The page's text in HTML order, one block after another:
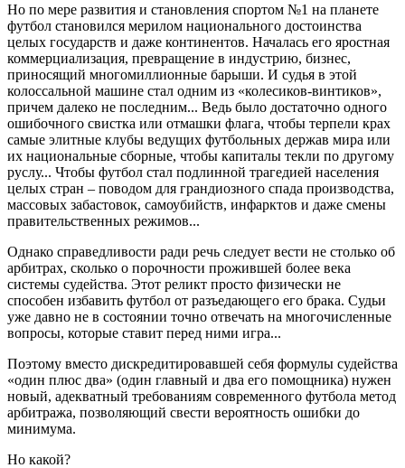
Но по мере развития и становления спортом №1 на планете
футбол становился мерилом национального достоинства
целых государств и даже континентов. Началась его яростная
коммерциализация, превращение в индустрию, бизнес,
приносящий многомиллионные барыши. И судья в этой
колоссальной машине стал одним из «колесиков-винтиков»,
причем далеко не последним... Ведь было достаточно одного
ошибочного свистка или отмашки флага, чтобы терпели крах
самые элитные клубы ведущих футбольных держав мира или
их национальные сборные, чтобы капиталы текли по другому
руслу... Чтобы футбол стал подлинной трагедией населения
целых стран – поводом для грандиозного спада производства,
массовых забастовок, самоубийств, инфарктов и даже смены
правительственных режимов...
Однако справедливости ради речь следует вести не столько об
арбитрах, сколько о порочности прожившей более века
системы судейства. Этот реликт просто физически не
способен избавить футбол от разъедающего его брака. Судьи
уже давно не в состоянии точно отвечать на многочисленные
вопросы, которые ставит перед ними игра...
Поэтому вместо дискредитировавшей себя формулы судейства
«один плюс два» (один главный и два его помощника) нужен
новый, адекватный требованиям современного футбола метод
арбитража, позволяющий свести вероятность ошибки до
минимума.
Но какой?